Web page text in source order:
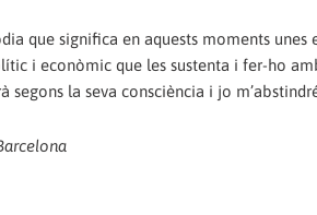
que significa en aquests moments unes
i econòmic que les sustenta i fer-ho
segons la seva consciència i jo